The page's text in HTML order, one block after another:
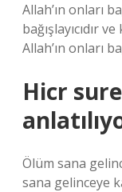
Allah’ın onları
bağışlayıcıdır
Allah’ın onları
Hicr
Ölüm sana
sana gelinceye